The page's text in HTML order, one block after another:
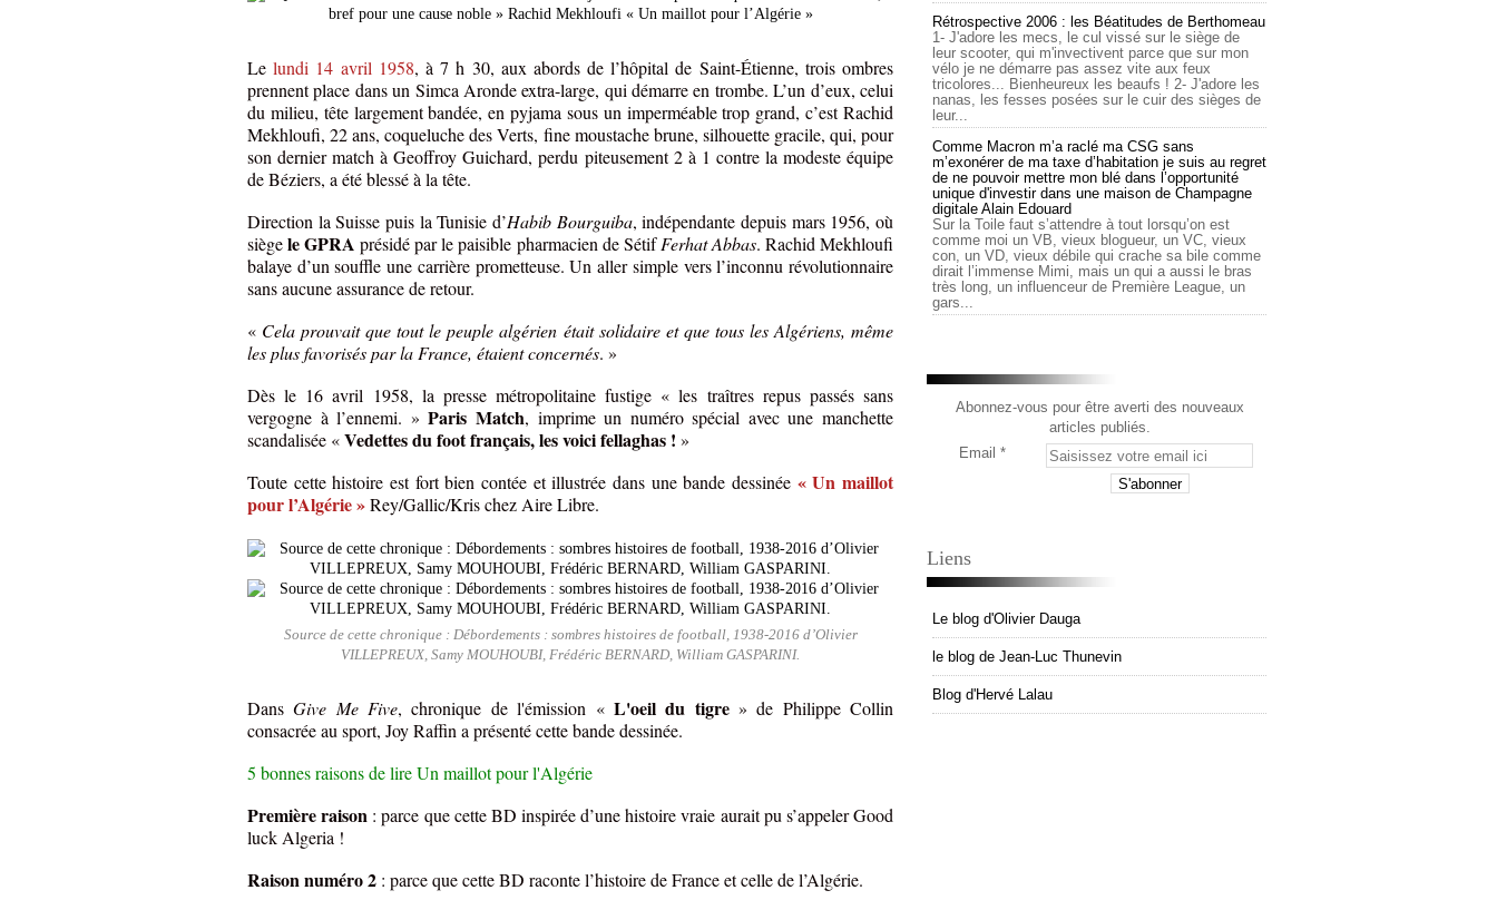
Le lundi 14 avril 1958, à 7 h 30, aux abords de l’hôpital de Saint-Étienne, trois ombres
prennent place dans un Simca Aronde extra-large, qui démarre en trombe. L’un d’eux, celui
du milieu, tête largement bandée, en pyjama sous un imperméable trop grand, c’est Rachid
Mekhloufi, 22 ans, coqueluche des Verts, fine moustache brune, silhouette gracile, qui, pour
son dernier match à Geoffroy Guichard, perdu piteusement 2 à 1 contre la modeste équipe
de Béziers, a été blessé à la tête.
Direction la Suisse puis la Tunisie d’Habib Bourguiba, indépendante depuis mars 1956, où
siègele GPRA présidé par le paisible pharmacien de SétifFerhat Abbas. Rachid Mekhloufi
balaye d’un souffle une carrière prometteuse. Un aller simple vers l’inconnu révolutionnaire
sans aucune assurance de retour.
« Cela prouvait que tout le peuple algérien était solidaire et que tous les Algériens, même
les plus favorisés par la France, étaient concernés. »
Dès le 16 avril 1958, la presse métropolitaine fustige « les traîtres repus passés sans
vergogne à l’ennemi. »Paris Match, imprime un numéro spécial avec une manchette
scandalisée «Vedettes du foot français, les voici fellaghas ! »
Toute cette histoire est fort bien contée et illustrée dans une bande dessinée « Un maillot
pour l’Algérie »Rey/Gallic/Kris chez Aire Libre.
Source de cette chronique : Débordements : sombres histoires de football, 1938-2016 d’Olivier
VILLEPREUX, Samy MOUHOUBI, Frédéric BERNARD, William GASPARINI.
DansGive Me Five, chronique de l'émission « L'oeil du tigre» de Philippe Collin
consacrée au sport, Joy Raffin a présenté cette bande dessinée.
5 bonnes raisons de lire Un maillot pour l'Algérie
Première raison : parce que cette BD inspirée d’une histoire vraie aurait pu s’appeler Good
luck Algeria !
Raison numéro 2 : parce que cette BD raconte l’histoire de France et celle de l’Algérie.
Rétrospective 2006 : les Béatitudes de Berthomeau
1- J'adore les mecs, le cul vissé sur le siège de
leur scooter, qui m'invectivent parce que sur mon
vélo je ne démarre pas assez vite aux feux
tricolores... Bienheureux les beaufs ! 2- J'adore les
nanas, les fesses posées sur le cuir des sièges de
leur...
Comme Macron m’a raclé ma CSG sans
m’exonérer de ma taxe d’habitation je suis au regret
de ne pouvoir mettre mon blé dans l’opportunité
unique d'investir dans une maison de Champagne
digitale Alain Edouard
Sur la Toile faut s’attendre à tout lorsqu’on est
comme moi un VB, vieux blogueur, un VC, vieux
con, un VD, vieux débile qui crache sa bile comme
dirait l’immense Mimi, mais un qui a aussi le bras
très long, un influenceur de Première League, un
gars...
Abonnez-vous pour être averti des nouveaux
articles publiés.
Email
Liens
Le blog d'Olivier Dauga
le blog de Jean-Luc Thunevin
Blog d'Hervé Lalau